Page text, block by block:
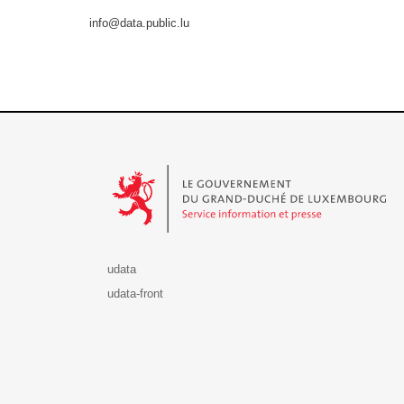
info@data.public.lu
udata
udata-front